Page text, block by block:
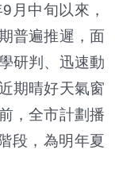
月中旬以來，
普遍推遲，面
研判、迅速動
期晴好天氣窗
，全市計劃播
段，為明年夏